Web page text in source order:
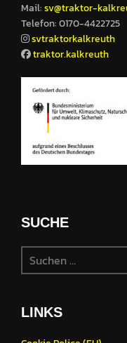
Mail:sv@traktor-
Telefon: 0170-4422725
svtraktorkalkreuth
traktor.kalkreuth
SUCHE
Suchen
nach:
LINKS